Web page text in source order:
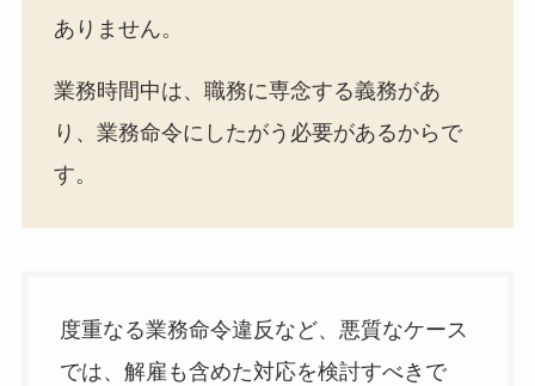
ありません。
業務時間中は、職務に専念する義務があ
り、業務命令にしたがう必要があるからで
す。
度重なる業務命令違反など、悪質なケース
では、解雇も含めた対応を検討すべきで